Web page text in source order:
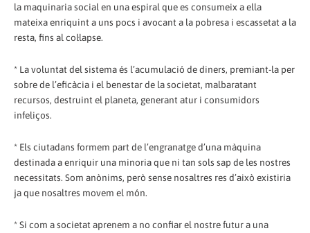
la maquinaria social en una espiral que es consumeix a ella
mateixa enriquint a uns pocs i avocant a la pobresa i escassetat a la
resta, fins al col·lapse.
* La voluntat del sistema és l’acumulació de diners, premiant-la per
sobre de l’eficàcia i el benestar de la societat, malbaratant
recursos, destruint el planeta, generant atur i consumidors
infeliços.
* Els ciutadans formem part de l’engranatge d’una màquina
destinada a enriquir una minoria que ni tan sols sap de les nostres
necessitats. Som anònims, però sense nosaltres res d’això existiria
ja que nosaltres movem el món.
* Si com a societat aprenem a no confiar el nostre futur a una